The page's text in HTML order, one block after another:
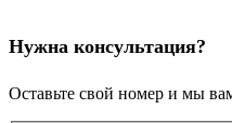
Нужна консультация?
Оставьте свой номер и мы